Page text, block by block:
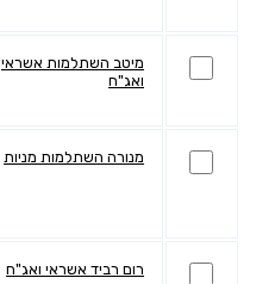
מיטב השתלמות אשראי
ואג"ח
מנורה השתלמות מניות
רום רביד אשראי ואג"ח